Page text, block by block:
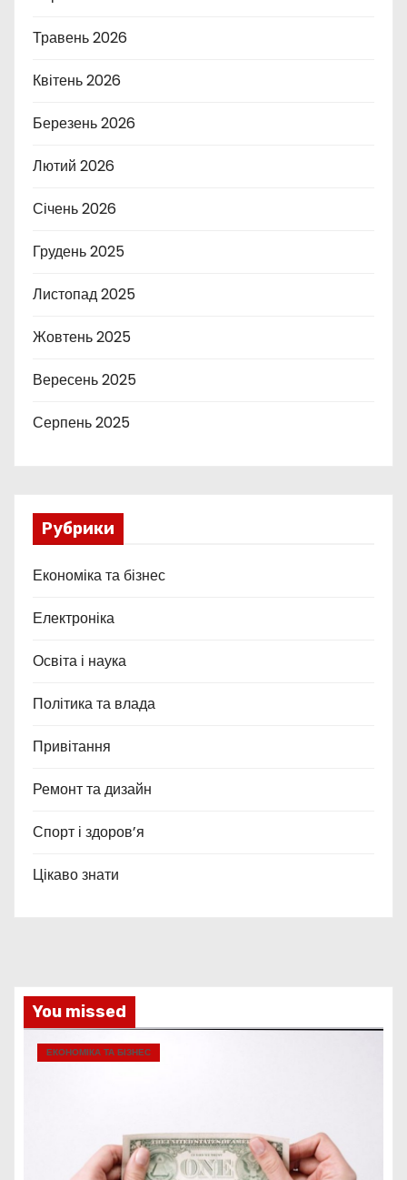
Травень 2026
Квітень 2026
Березень 2026
Лютий 2026
Січень 2026
Грудень 2025
Листопад 2025
Жовтень 2025
Вересень 2025
Серпень 2025
Рубрики
Економіка та бізнес
Електроніка
Освіта і наука
Політика та влада
Привітання
Ремонт та дизайн
Спорт і здоров’я
Цікаво знати
You missed
ЕКОНОМІКА ТА БІЗНЕС